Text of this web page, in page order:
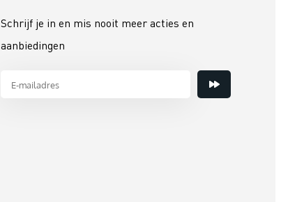
Schrijf je in en mis nooit meer acties en
aanbiedingen